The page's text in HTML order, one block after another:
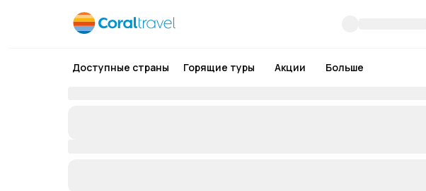
Доступные страны Горящие туры Акции Больше